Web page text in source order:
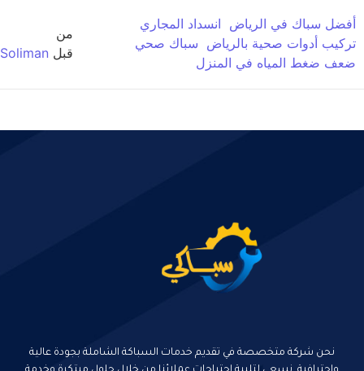
سباك في الرياض انسداد المجاري
أدوات صحية بالرياض سباك صحي
ضغط المياه في المنزل
من
قبل Soliman
نحن شركة متخصصة في تقديم خدمات السباكة الشاملة بجودة عالية